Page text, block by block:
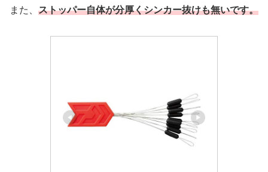
また、 ストッパー自体が分厚くシンカー抜けも無いです。